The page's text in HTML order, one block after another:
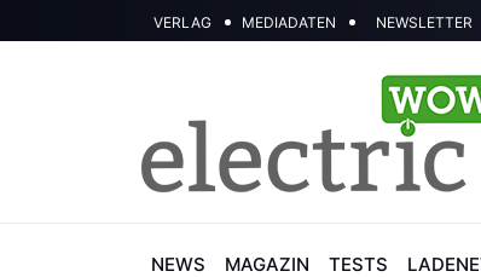
VERLAG MEDIADATEN NEWSLETTER
NEWS MAGAZIN TESTS